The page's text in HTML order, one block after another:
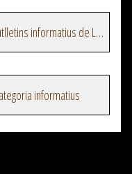
Veure més episodis del programa Butlletins informatius de La Xarxa
informatius